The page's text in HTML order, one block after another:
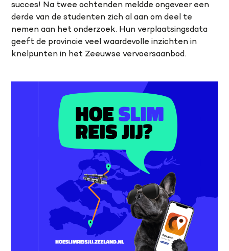
succes! Na twee ochtenden meldde ongeveer een
derde van de studenten zich al aan om deel te
nemen aan het onderzoek. Hun verplaatsingsdata
geeft de provincie veel waardevolle inzichten in
knelpunten in het Zeeuwse vervoersaanbod.